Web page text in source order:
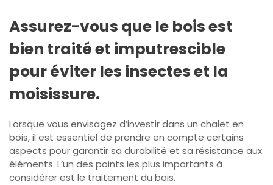
Assurez-vous que le bois est
bien traité et imputrescible
pour éviter les insectes et la
moisissure.
Lorsque vous envisagez d’investir dans un chalet en
bois, il est essentiel de prendre en compte certains
aspects pour garantir sa durabilité et sa résistance aux
éléments. L’un des points les plus importants à
considérer est le traitement du bois.